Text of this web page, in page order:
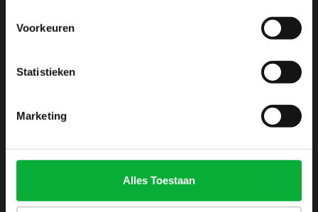
Voorkeuren
Statistieken
Marketing
Alles Toestaan
+31 6 42 52 32 80